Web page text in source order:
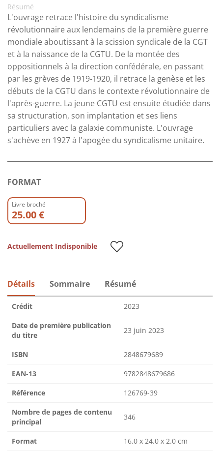
Résumé
L'ouvrage retrace l'histoire du syndicalisme
révolutionnaire aux lendemains de la première guerre
mondiale aboutissant à la scission syndicale de la CGT
et à la naissance de la CGTU. De la montée des
oppositionnels à la direction confédérale, en passant
par les grèves de 1919-1920, il retrace la genèse et les
débuts de la CGTU dans le contexte révolutionnaire de
l'après-guerre. La jeune CGTU est ensuite étudiée dans
sa structuration, son implantation et ses liens
particuliers avec la galaxie communiste. L'ouvrage
s'achève en 1927 à l'apogée du syndicalisme unitaire.
FORMAT
Livre broché
25.00 €
Actuellement Indisponible
Détails Sommaire Résumé
Crédit 2023
Date de première publication
du titre
23 juin 2023
ISBN 2848679689
EAN-13 9782848679686
Référence 126769-39
Nombre de pages de contenu
principal
346
Format 16.0 x 24.0 x 2.0 cm